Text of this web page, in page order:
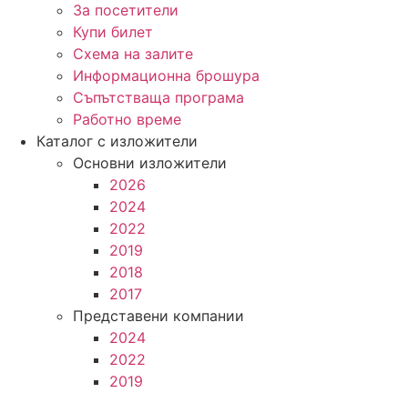
За посетители
Купи билет
Схема на залите
Информационна брошура
Съпътстваща програма
Работно време
Каталог с изложители
Основни изложители
2026
2024
2022
2019
2018
2017
Представени компании
2024
2022
2019